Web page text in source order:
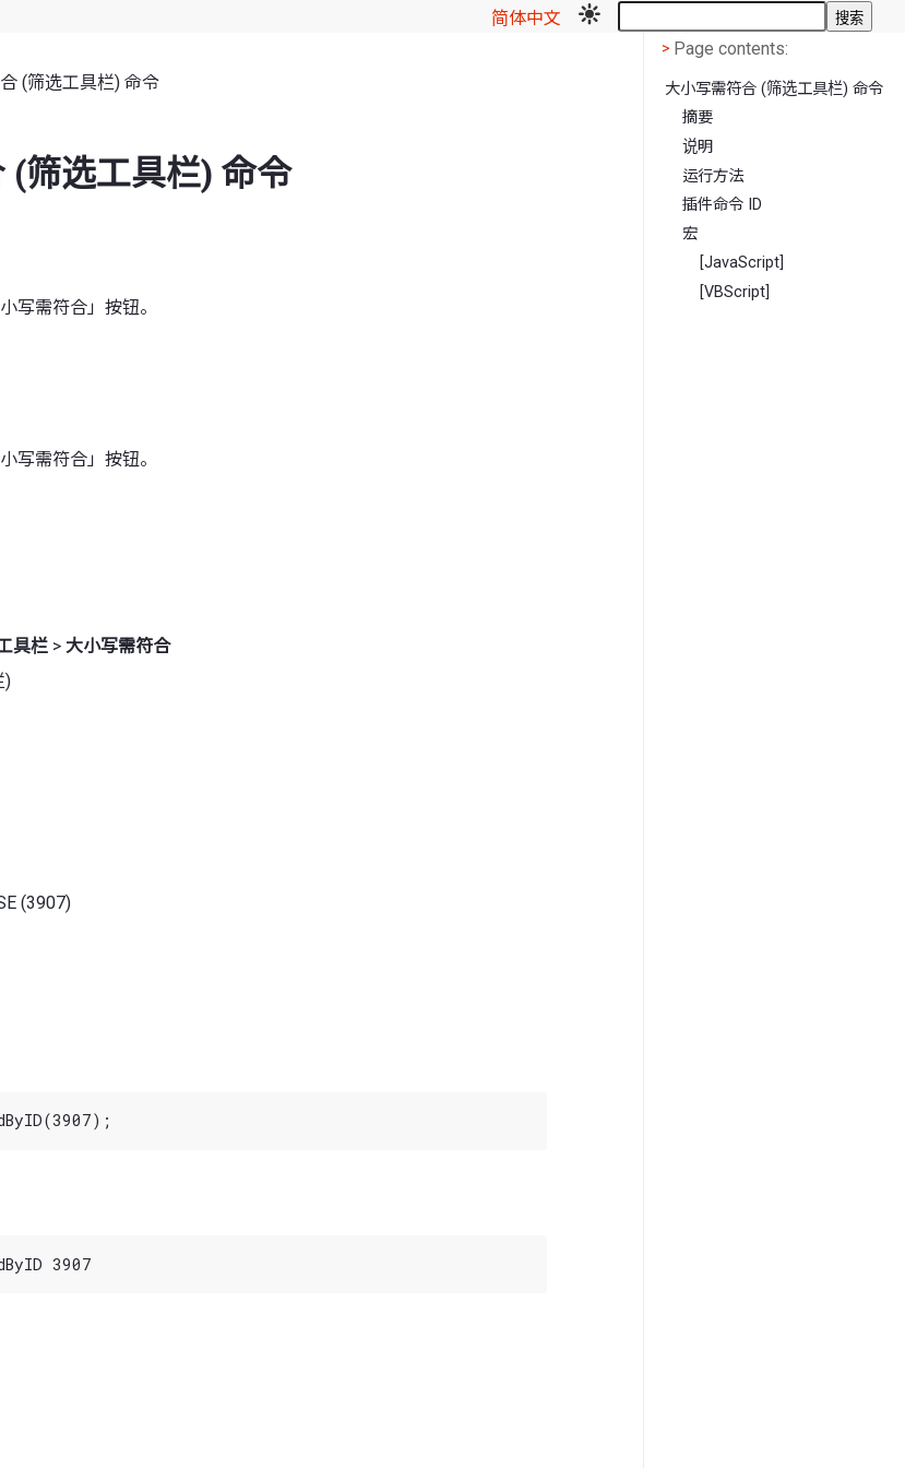
简体中文 搜索
(筛选工具栏) 命令
(筛选工具栏) 命令
写需符合」按钮。
写需符合」按钮。
具栏 > 大小写需符合
)
(3907)
< Page contents
> Page contents:
大小写需符合 (筛选工具栏) 命令
摘要
说明
运行方法
插件命令 ID
宏
[JavaScript]
[VBScript]